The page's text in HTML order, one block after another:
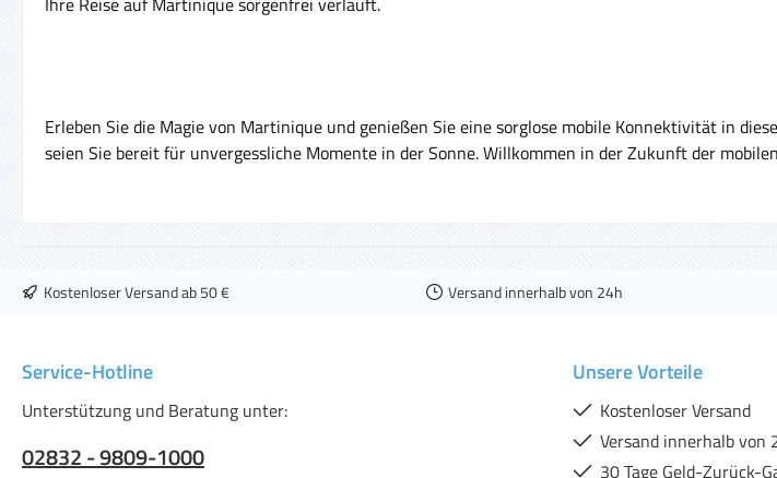
Erleben Sie die Magie von Martinique und genießen Sie eine sorglose mobile Konnektivität in
seien Sie bereit für unvergessliche Momente in der Sonne. Willkommen in der Zukunft der
Kostenloser Versand ab 50 € Versand innerhalb von 24h
Service-Hotline
Unterstützung und Beratung unter:
02832 - 9809-1000
Unsere Vorteile
Kostenloser Versand
Versand innerhalb von
30 Tage Geld-Zurück-